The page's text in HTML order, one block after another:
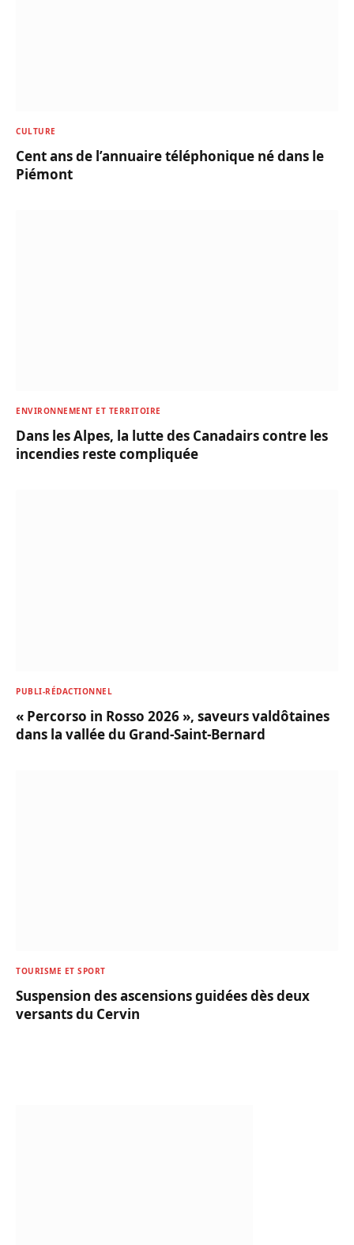
CULTURE
Cent ans de l’annuaire téléphonique né dans le
Piémont
ENVIRONNEMENT ET TERRITOIRE
Dans les Alpes, la lutte des Canadairs contre les
incendies reste compliquée
PUBLI-RÉDACTIONNEL
« Percorso in Rosso 2026 », saveurs valdôtaines
dans la vallée du Grand-Saint-Bernard
TOURISME ET SPORT
Suspension des ascensions guidées dès deux
versants du Cervin